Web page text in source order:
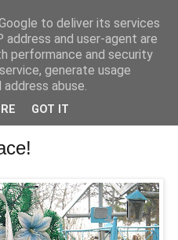
de informație și opinie;
to deliver its services
address and user-agent are
performance and security
generate usage
abuse.
GOT IT